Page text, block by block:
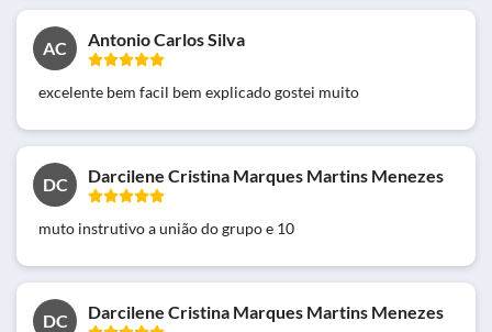
AC Antonio Carlos Silva
excelente bem facil bem explicado gostei muito
DC Darcilene Cristina Marques Martins Menezes
muto instrutivo a união do grupo e 10
DC Darcilene Cristina Marques Martins Menezes